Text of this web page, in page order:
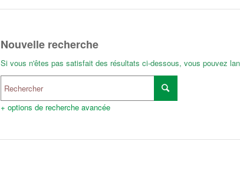
Nouvelle recherche
Si vous n'êtes pas satisfait des résultats ci-dessous, vous pouvez
+ options de recherche avancée